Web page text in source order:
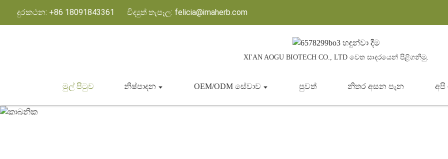
දුරකථන: +86 18091843361 විද්‍යුත් තැපෑල: felicia@imaherb.com
XI'AN AOGU BIOTECH CO., LTD වෙත සාදරයෙන් පිළිගනිමු.
මුල් පිටුව නිෂ්පාදන OEM/ODM සේවාව පුවත් නිතර අසන පැන අපි